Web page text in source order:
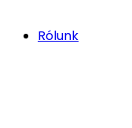
Rólunk